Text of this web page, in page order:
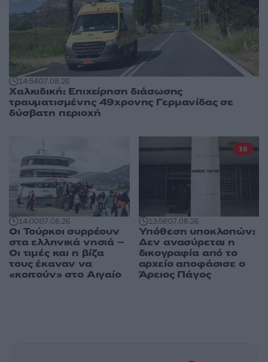
14:5407.08.26
Χαλκιδική: Επιχείρηση διάσωσης
τραυματισμένης 49χρονης Γερμανίδας σε
δύσβατη περιοχή
14:0007.08.26
Οι Τούρκοι συρρέουν
στα ελληνικά νησιά –
Οι τιμές και η βίζα
τους έκαναν να
«κοιτούν» στο Αιγαίο
13:5807.08.26
Υπόθεση υποκλοπών:
Δεν ανασύρεται η
δικογραφία από το
αρχείο αποφάσισε ο
Άρειος Πάγος
16